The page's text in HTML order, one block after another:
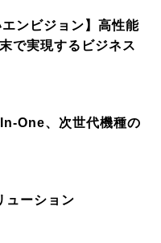
ンビジョン】高性能
で実現するビジネス
One、次世代機種の
ューション